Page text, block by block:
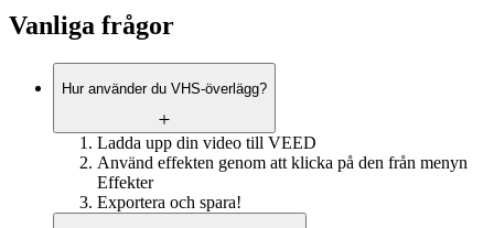
Vanliga frågor
Hur använder du VHS-överlägg?
Ladda upp din video till VEED
Använd effekten genom att klicka på den från menyn
Effekter
Exportera och spara!